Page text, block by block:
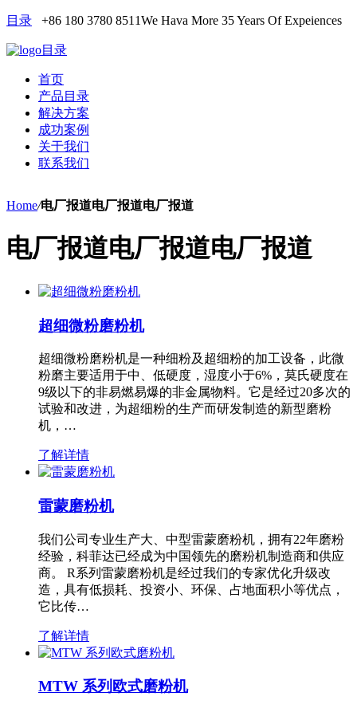
目录 +86 180 3780 8511We Hava More 35 Years Of Expeiences
目录
首页
产品目录
解决方案
成功案例
关于我们
联系我们
Home/电厂报道电厂报道电厂报道
电厂报道电厂报道电厂报道
超细微粉磨粉机
超细微粉磨粉机是一种细粉及超细粉的加工设备，此微
粉磨主要适用于中、低硬度，湿度小于6%，莫氏硬度在
9级以下的非易燃易爆的非金属物料。它是经过20多次的
试验和改进，为超细粉的生产而研发制造的新型磨粉
机，…
了解详情
雷蒙磨粉机
我们公司专业生产大、中型雷蒙磨粉机，拥有22年磨粉
经验，科菲达已经成为中国领先的磨粉机制造商和供应
商。 R系列雷蒙磨粉机是经过我们的专家优化升级改
造，具有低损耗、投资小、环保、占地面积小等优点，
它比传…
了解详情
MTW 系列欧式磨粉机